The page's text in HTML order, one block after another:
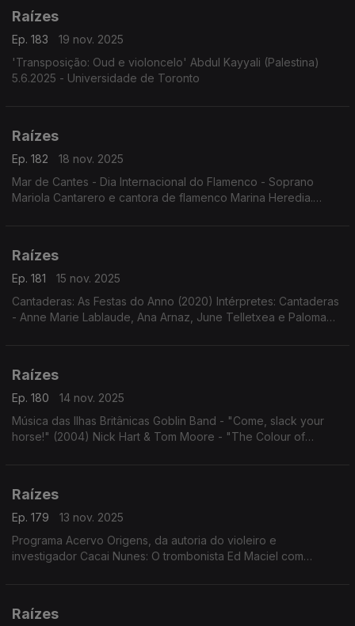
Raízes
Ep. 183
19 nov. 2025
'Transposição: Oud e violoncelo' Abdul Kayyali (Palestina)
5.6.2025 - Universidade de Toronto
Raízes
Ep. 182
18 nov. 2025
Mar de Cantes - Dia Internacional do Flamenco - Soprano
Mariola Cantarero e cantora de flamenco Marina Heredia.
Raízes
Ep. 181
15 nov. 2025
Cantaderas: As Festas do Anno (2020) Intérpretes: Cantaderas
- Anne Marie Lablaude, Ana Arnaz, June Telletxea e Paloma
Raízes
Ep. 180
14 nov. 2025
Música das Ilhas Britânicas Goblin Band - "Come, slack your
horse!" (2004) Nick Hart & Tom Moore - "The Colour of
Raízes
Ep. 179
13 nov. 2025
Programa Acervo Origens, da autoria do violeiro e
investigador Cacai Nunes: O trombonista Ed Maciel com
Raízes